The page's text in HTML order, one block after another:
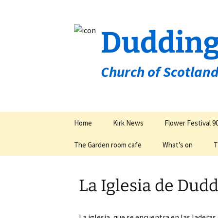
Church of Scotland
content
Home Kirk News Flower Festival
The Garden room cafe What’s on
La Iglesia de